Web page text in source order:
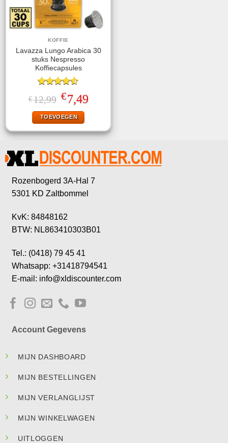
KOFFIE
Lavazza Lungo Arabica 30
stuks Nespresso
Koffiecapsules
Gewaardeerd
4.50uit 5
€12,99 Oorspronkelijke
prijs
was:
€12,99.
€7,49Huidige
prijs
TOEVOEGEN
Rozenbogerd 3A-Hal 7
5301 KD Zaltbommel
KvK: 84848162
BTW: NL863410303B01
Tel.: (0418) 79 45 41
Whatsapp: +31418794541
E-mail: info@xldiscounter.com
Account Gegevens
MIJN DASHBOARD
MIJN BESTELLINGEN
MIJN VERLANGLIJST
MIJN WINKELWAGEN
UITLOGGEN